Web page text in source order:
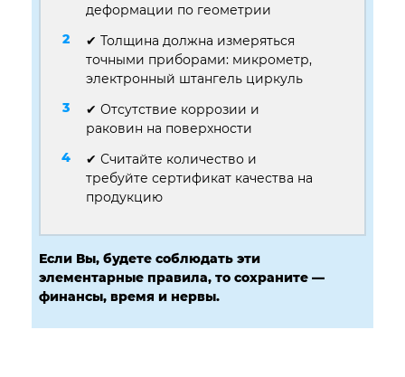
деформации по геометрии
✔ Толщина должна измеряться
точными приборами: микрометр,
электронный штангель циркуль
✔ Отсутствие коррозии и
раковин на поверхности
✔ Считайте количество и
требуйте сертификат качества на
продукцию
Если Вы, будете соблюдать эти
элементарные правила, то сохраните —
финансы, время и нервы.